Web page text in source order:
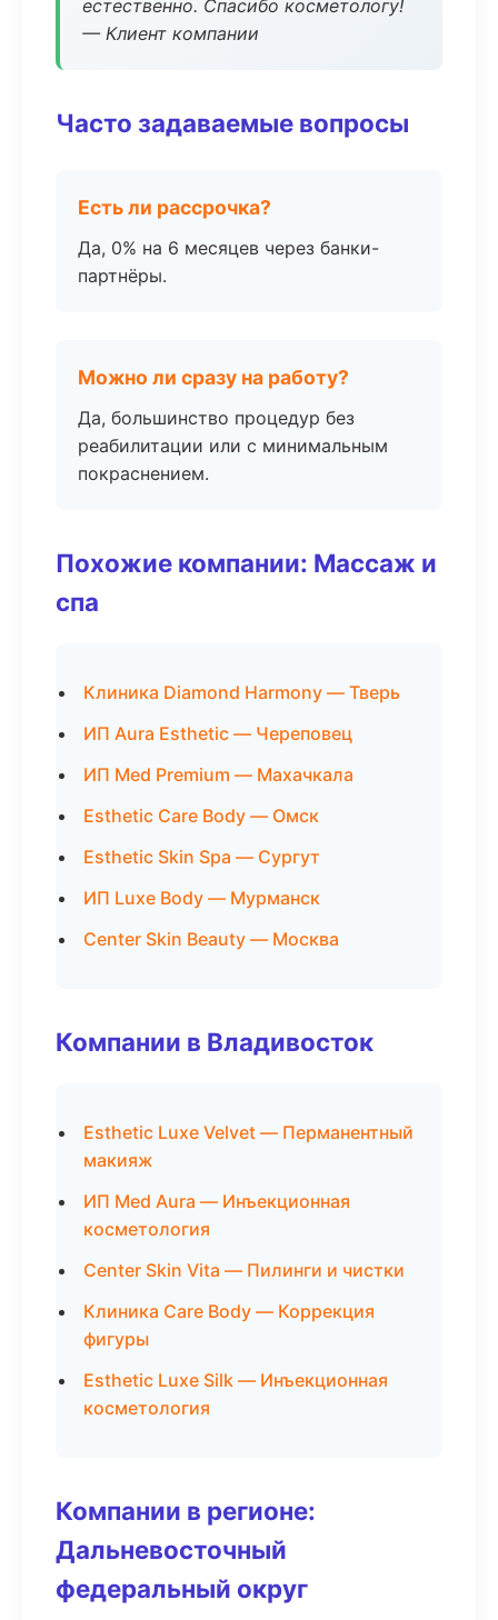
естественно. Спасибо косметологу!
— Клиент компании
Часто задаваемые вопросы
Есть ли рассрочка?
Да, 0% на 6 месяцев через банки-
партнёры.
Можно ли сразу на работу?
Да, большинство процедур без
реабилитации или с минимальным
покраснением.
Похожие компании: Массаж и
спа
Клиника Diamond Harmony — Тверь
ИП Aura Esthetic — Череповец
ИП Med Premium — Махачкала
Esthetic Care Body — Омск
Esthetic Skin Spa — Сургут
ИП Luxe Body — Мурманск
Center Skin Beauty — Москва
Компании в Владивосток
Esthetic Luxe Velvet — Перманентный
макияж
ИП Med Aura — Инъекционная
косметология
Center Skin Vita — Пилинги и чистки
Клиника Care Body — Коррекция
фигуры
Esthetic Luxe Silk — Инъекционная
косметология
Компании в регионе:
Дальневосточный
федеральный округ